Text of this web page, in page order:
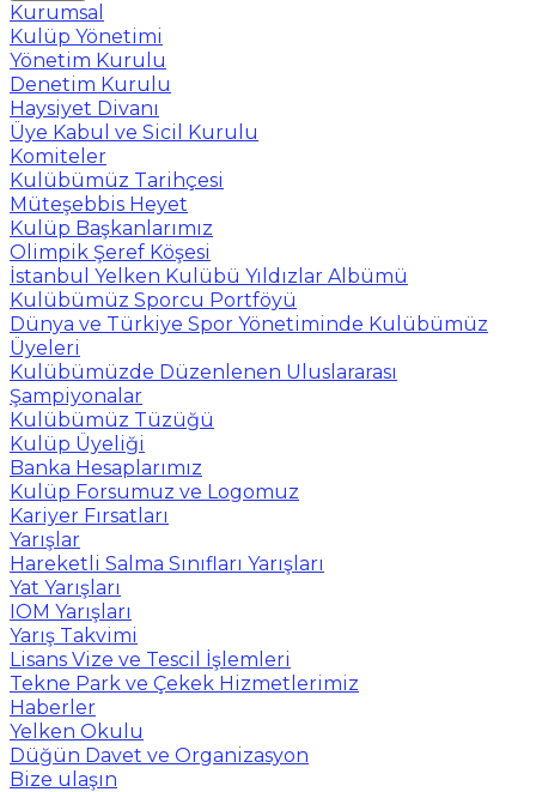
Kurumsal
Kulüp Yönetimi
Yönetim Kurulu
Denetim Kurulu
Haysiyet Divanı
Üye Kabul ve Sicil Kurulu
Komiteler
Kulübümüz Tarihçesi
Müteşebbis Heyet
Kulüp Başkanlarımız
Olimpik Şeref Köşesi
İstanbul Yelken Kulübü Yıldızlar Albümü
Kulübümüz Sporcu Portföyü
Dünya ve Türkiye Spor Yönetiminde Kulübümüz
Üyeleri
Kulübümüzde Düzenlenen Uluslararası
Şampiyonalar
Kulübümüz Tüzüğü
Kulüp Üyeliği
Banka Hesaplarımız
Kulüp Forsumuz ve Logomuz
Kariyer Fırsatları
Yarışlar
Hareketli Salma Sınıfları Yarışları
Yat Yarışları
IOM Yarışları
Yarış Takvimi
Lisans Vize ve Tescil İşlemleri
Tekne Park ve Çekek Hizmetlerimiz
Haberler
Yelken Okulu
Düğün Davet ve Organizasyon
Bize ulaşın